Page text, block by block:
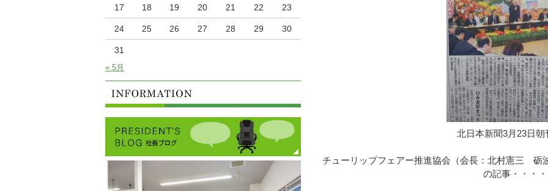
北日本新聞3月23日朝
チューリップフェアー推進協会（会長：北村憲三 砺
の記事・・・・
17 18 19 20 21 22 23
24 25 26 27 28 29 30
31
« 5月